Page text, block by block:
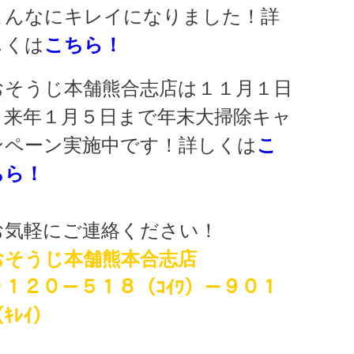
んなにキレイになりました！詳
くはこちら！
うじ本舗熊合志店は１１月１日
年１月５日まで年末大掃除キャ
ペーン実施中です！詳しくはこ
！
軽にご連絡ください！
そうじ本舗熊本合志店
２０－５１８（ｺｲﾜ）－９０１
ﾚｲ）